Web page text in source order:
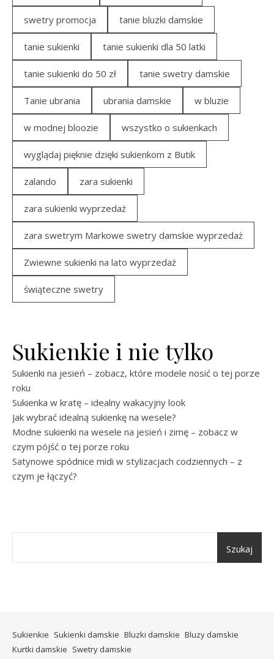
swetry promocja tanie bluzki damskie
tanie sukienki tanie sukienki dla 50 latki
tanie sukienki do 50 zł tanie swetry damskie
Tanie ubrania ubrania damskie w bluzie
w modnej bloozie wszystko o sukienkach
wyglądaj pięknie dzięki sukienkom z Butik
zalando zara sukienki
zara sukienki wyprzedaż
zara swetrym Markowe swetry damskie wyprzedaż
Zwiewne sukienki na lato wyprzedaż
świąteczne swetry
Sukienkie i nie tylko
Sukienki na jesień – zobacz, które modele nosić o tej porze
roku
Sukienka w kratę – idealny wakacyjny look
Jak wybrać idealną sukienkę na wesele?
Modne sukienki na wesele na jesień i zimę – zobacz w
czym pójść o tej porze roku
Satynowe spódnice midi w stylizacjach codziennych – z
czym je łączyć?
Szukaj
Sukienkie Sukienki damskie Bluzki damskie Bluzy damskie
Kurtki damskie Swetry damskie